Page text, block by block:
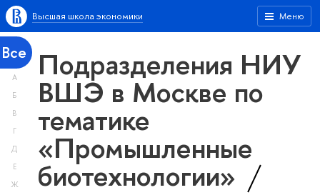
Меню
Высшая школа экономики
Все
А
Б
В
Г
Д
Е
Ж
Подразделения НИУ
ВШЭ в Москве по
тематике
«Промышленные
биотехнологии»